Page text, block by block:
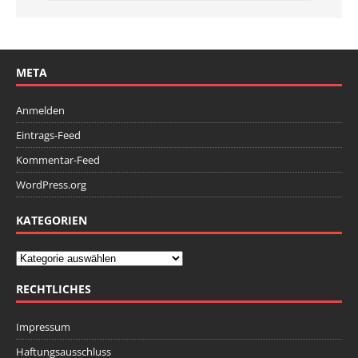
META
Anmelden
Eintrags-Feed
Kommentar-Feed
WordPress.org
KATEGORIEN
RECHTLICHES
Impressum
Haftungsausschluss